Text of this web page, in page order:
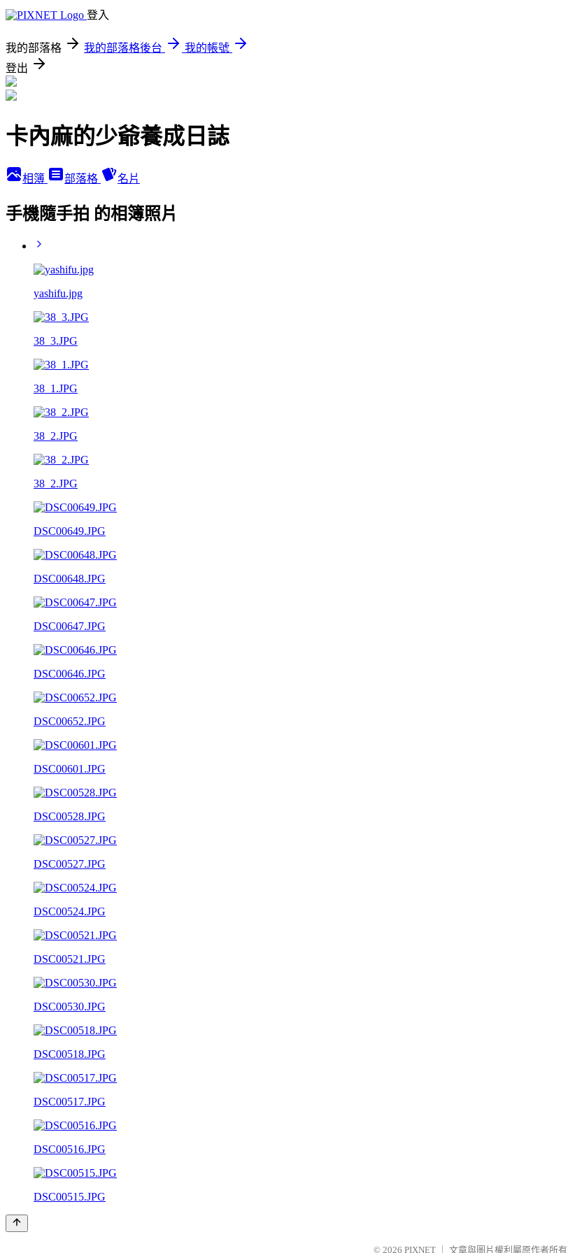
登入
我的部落格 我的部落格後台
我的帳號
登出
卡內麻的少爺養成日誌
相簿 部落格 名片
手機隨手拍 的相簿照片
yashifu.jpg
38_3.JPG
38_1.JPG
38_2.JPG
38_2.JPG
DSC00649.JPG
DSC00648.JPG
DSC00647.JPG
DSC00646.JPG
DSC00652.JPG
DSC00601.JPG
DSC00528.JPG
DSC00527.JPG
DSC00524.JPG
DSC00521.JPG
DSC00530.JPG
DSC00518.JPG
DSC00517.JPG
DSC00516.JPG
DSC00515.JPG
© 2026 PIXNET 文章與圖片權利屬原作者所有